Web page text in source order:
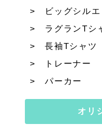
ビッグシル
ラグランTシ
長袖Tシャツ
トレーナー
パーカー
オリ